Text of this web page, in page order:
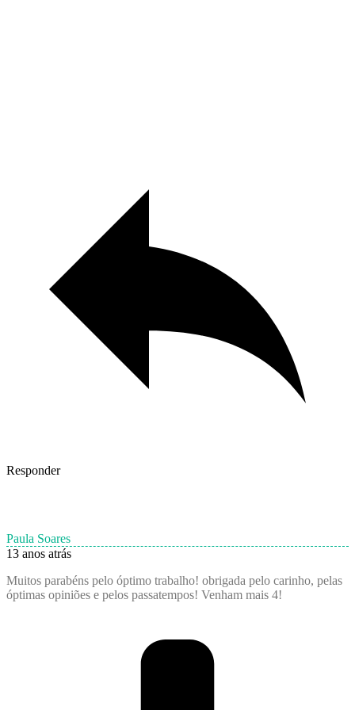
Responder
Paula Soares
13 anos atrás
Muitos parabéns pelo óptimo trabalho! obrigada pelo carinho, pelas
óptimas opiniões e pelos passatempos! Venham mais 4!